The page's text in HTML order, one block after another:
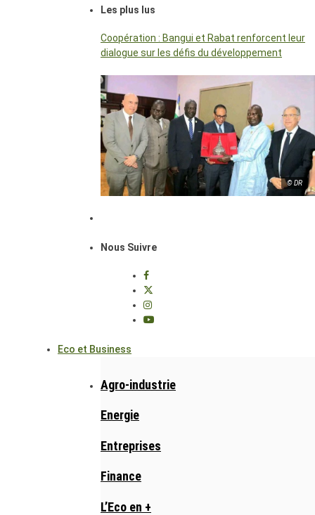
Les plus lus
Coopération : Bangui et Rabat renforcent leur
dialogue sur les défis du développement
© DR
Nous Suivre
Eco et Business
Agro-industrie
Energie
Entreprises
Finance
L’Eco en +